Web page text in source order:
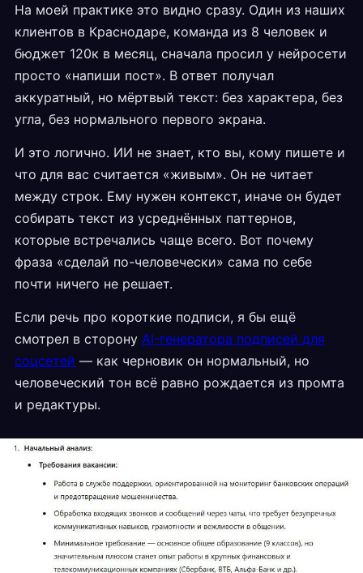
На моей практике это видно сразу. Один из наших
клиентов в Краснодаре, команда из 8 человек и
бюджет 120к в месяц, сначала просил у нейросети
просто «напиши пост». В ответ получал
аккуратный, но мёртвый текст: без характера, без
угла, без нормального первого экрана.
И это логично. ИИ не знает, кто вы, кому пишете и
что для вас считается «живым». Он не читает
между строк. Ему нужен контекст, иначе он будет
собирать текст из усреднённых паттернов,
которые встречались чаще всего. Вот почему
фраза «сделай по-человечески» сама по себе
почти ничего не решает.
Если речь про короткие подписи, я бы ещё
смотрел в сторону AI-генератора подписей для
соцсетей — как черновик он нормальный, но
человеческий тон всё равно рождается из промта
и редактуры.